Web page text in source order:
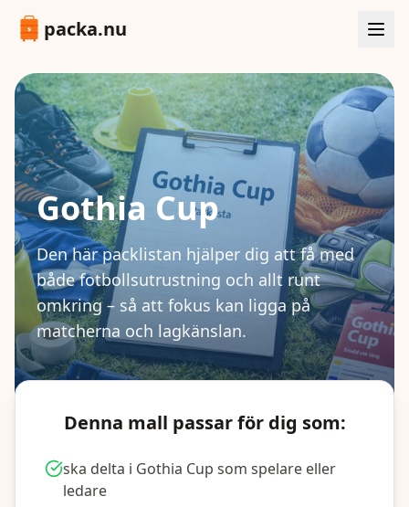
packa.nu
Gothia Cup
Den här packlistan hjälper dig att få med
både fotbollsutrustning och allt runt
omkring – så att fokus kan ligga på
matcherna och lagkänslan.
Denna mall passar för dig som:
ska delta i Gothia Cup som spelare eller
ledare